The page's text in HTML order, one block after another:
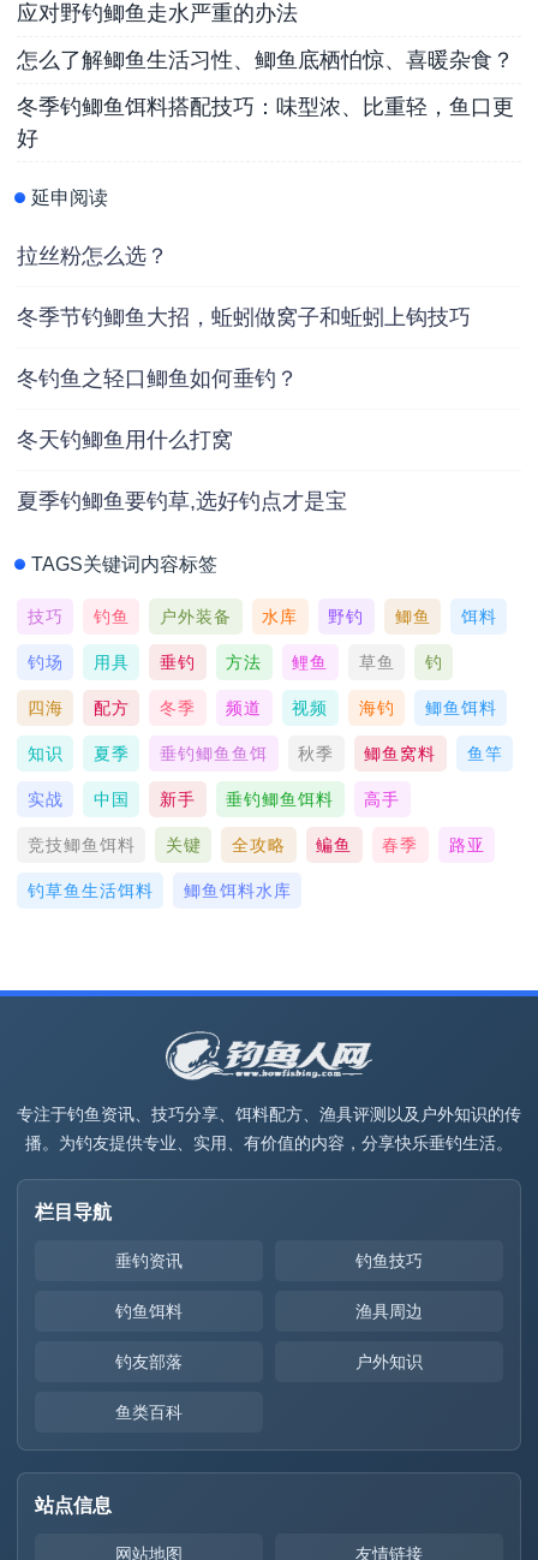
应对野钓鲫鱼走水严重的办法
怎么了解鲫鱼生活习性、鲫鱼底栖怕惊、喜暖杂食？
冬季钓鲫鱼饵料搭配技巧：味型浓、比重轻，鱼口更
好
延申阅读
拉丝粉怎么选？
冬季节钓鲫鱼大招，蚯蚓做窝子和蚯蚓上钩技巧
冬钓鱼之轻口鲫鱼如何垂钓？
冬天钓鲫鱼用什么打窝
夏季钓鲫鱼要钓草,选好钓点才是宝
TAGS关键词内容标签
技巧 钓鱼 户外装备 水库 野钓 鲫鱼 饵料
钓场 用具 垂钓 方法 鲤鱼 草鱼 钓
四海 配方 冬季 频道 视频 海钓 鲫鱼饵料
知识 夏季 垂钓鲫鱼鱼饵 秋季 鲫鱼窝料 鱼竿
实战 中国 新手 垂钓鲫鱼饵料 高手
竞技鲫鱼饵料 关键 全攻略 鳊鱼 春季 路亚
钓草鱼生活饵料 鲫鱼饵料水库
专注于钓鱼资讯、技巧分享、饵料配方、渔具评测以及户外知识的传
播。为钓友提供专业、实用、有价值的内容，分享快乐垂钓生活。
栏目导航
垂钓资讯 钓鱼技巧
钓鱼饵料 渔具周边
钓友部落 户外知识
鱼类百科
站点信息
网站地图 友情链接